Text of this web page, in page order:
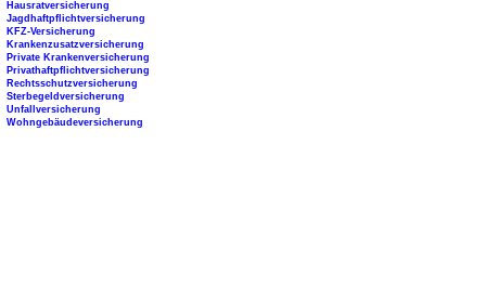
Hausratversicherung
Jagdhaftpflichtversicherung
KFZ-Versicherung
Krankenzusatzversicherung
Private Krankenversicherung
Privathaftpflichtversicherung
Rechtsschutzversicherung
Sterbegeldversicherung
Unfallversicherung
Wohngebäudeversicherung